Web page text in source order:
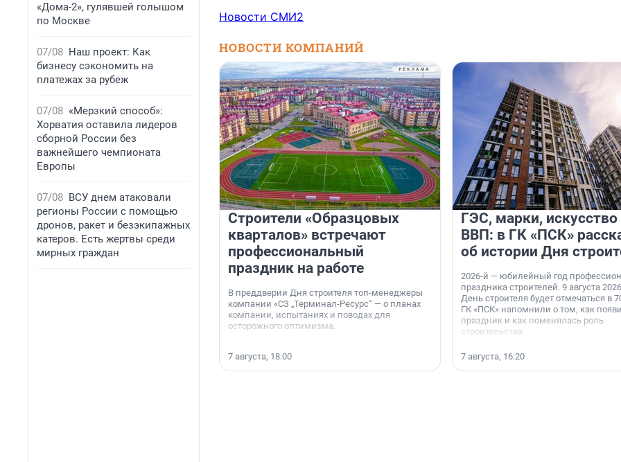
«Дома-2», гулявшей голышом
по Москве
07/08 Наш проект: Как
бизнесу сэкономить на
платежах за рубеж
07/08 «Мерзкий способ»:
Хорватия оставила лидеров
сборной России без
важнейшего чемпионата
Европы
07/08 ВСУ днем атаковали
регионы России с помощью
дронов, ракет и безэкипажных
катеров. Есть жертвы среди
мирных граждан
Новости СМИ2
НОВОСТИ КОМПАНИЙ
Строители «Образцовых
кварталов» встречают
профессиональный
праздник на работе
В преддверии Дня строителя топ-менеджеры
компании «СЗ „Терминал-Ресурс“ — о планах
компании, испытаниях и поводах для
осторожного оптимизма.
7 августа, 18:00
ГЭС, марки, искусство
ВВП: в ГК «ПСК»
об истории Дня
2026-й — юбилейный год
праздника строителей. 9 августа
День строителя будет отмечаться в
ГК «ПСК» напомнили о том, как
праздник и как поменялась роль
строительства.
7 августа, 16:20